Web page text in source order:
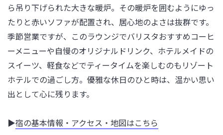
ら吊り下げられた大きな暖炉。その暖炉を囲むようにゆっ
たりと赤いソファが配置され、居心地のよさは抜群です。
季節営業ですが、このラウンジでバリスタおすすめコーヒ
ーメニューや自慢のオリジナルドリンク、ホテルメイドの
スイーツ、軽食などでティータイムを楽しむのもリゾート
ホテルでの過ごし方。優雅な休日のひと時は、温かい思い
出として心に残ります。
▶宿の基本情報・アクセス・地図はこちら